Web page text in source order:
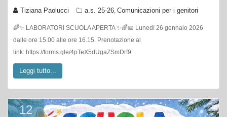
Tiziana Paolucci a.s. 25-26, Comunicazioni per i genitori
🌈✨ LABORATORI SCUOLA APERTA ✨🌈📅 Lunedì 26 gennaio 2026
dalle ore 15.00 alle ore 16.15. Prenotazione al
link: https://forms.gle/4pTeX5dUgaZSmDrf9
Leggi tutto...
12